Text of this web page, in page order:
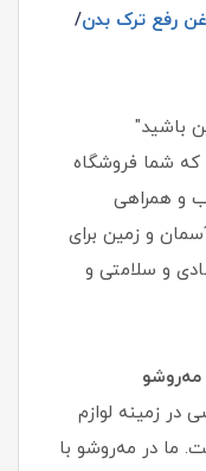
رفع ترک بدن/
باشید"
که شما فروشگاه
و همراهی
و زمین برای
و سلامتی و
مه‌روشو
زمینه لوازم
ما در مه‌روشو با